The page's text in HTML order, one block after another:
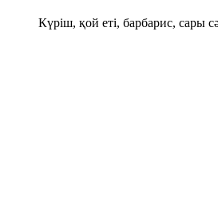
Күріш, қой еті, барбарис, сары